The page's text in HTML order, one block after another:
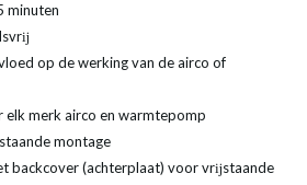
minuten
op de werking van de airco of
elk merk airco en warmtepomp
montage
backcover (achterplaat) voor vrĳstaande